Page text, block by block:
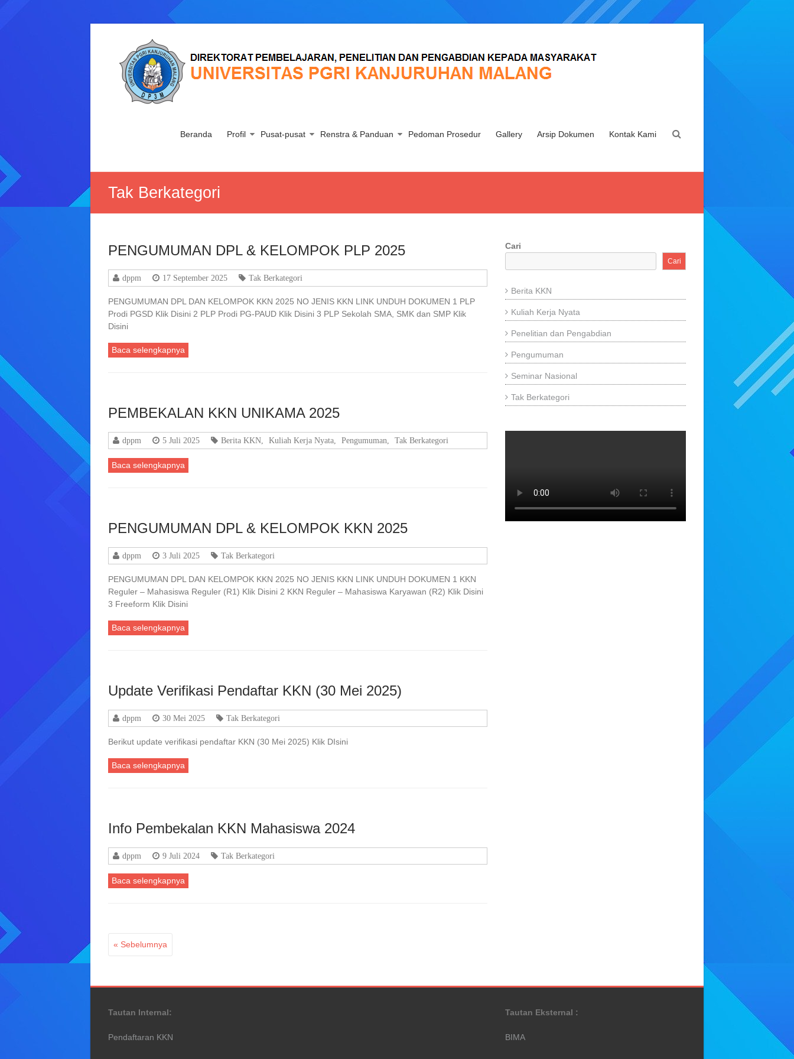
Direktorat
Pembelajaran,
Penelitian
Pengabdian
Masyarakat
Universitas
Beranda Profil Pusat-pusat Renstra & Panduan Pedoman Prosedur Gallery Arsip Dokumen Kontak Kami
Tak Berkategori
PENGUMUMAN DPL & KELOMPOK PLP 2025
dppm 17 September 2025 Tak Berkategori
PENGUMUMAN DPL DAN KELOMPOK KKN 2025 NO JENIS KKN LINK UNDUH DOKUMEN 1 PLP
Prodi PGSD Klik Disini 2 PLP Prodi PG-PAUD Klik Disini 3 PLP Sekolah SMA, SMK dan SMP Klik
Disini
Baca selengkapnya
PEMBEKALAN KKN UNIKAMA 2025
dppm 5 Juli 2025 Berita KKN Kuliah Kerja Nyata Pengumuman Tak Berkategori
Baca selengkapnya
PENGUMUMAN DPL & KELOMPOK KKN 2025
dppm 3 Juli 2025 Tak Berkategori
PENGUMUMAN DPL DAN KELOMPOK KKN 2025 NO JENIS KKN LINK UNDUH DOKUMEN 1 KKN
Reguler – Mahasiswa Reguler (R1) Klik Disini 2 KKN Reguler – Mahasiswa Karyawan (R2) Klik Disini
3 Freeform Klik Disini
Baca selengkapnya
Update Verifikasi Pendaftar KKN (30 Mei 2025)
dppm 30 Mei 2025 Tak Berkategori
Berikut update verifikasi pendaftar KKN (30 Mei 2025) Klik DIsini
Baca selengkapnya
Info Pembekalan KKN Mahasiswa 2024
dppm 9 Juli 2024 Tak Berkategori
Baca selengkapnya
« Sebelumnya
Cari
Cari
Berita KKN
Kuliah Kerja Nyata
Penelitian dan Pengabdian
Pengumuman
Seminar Nasional
Tak Berkategori
Tautan Internal:
Pendaftaran KKN
Tautan Eksternal :
BIMA